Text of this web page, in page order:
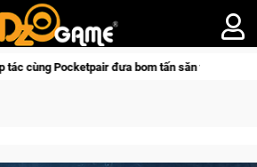
đưa bom tấn săn thú sinh tồn lên di